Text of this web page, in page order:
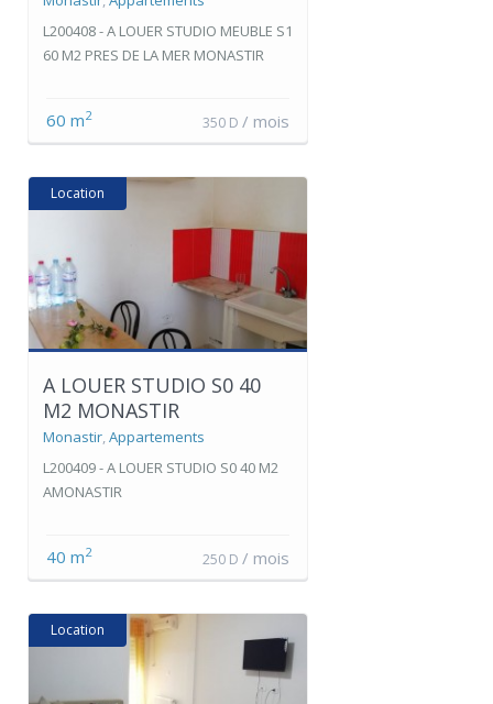
L200408 - A LOUER STUDIO MEUBLE S1
60 M2 PRES DE LA MER MONASTIR
60 m2 350 D / mois
Location
A LOUER STUDIO S0 40
M2 MONASTIR
Monastir,Appartements
L200409 - A LOUER STUDIO S0 40 M2
AMONASTIR
40 m2 250 D / mois
Location